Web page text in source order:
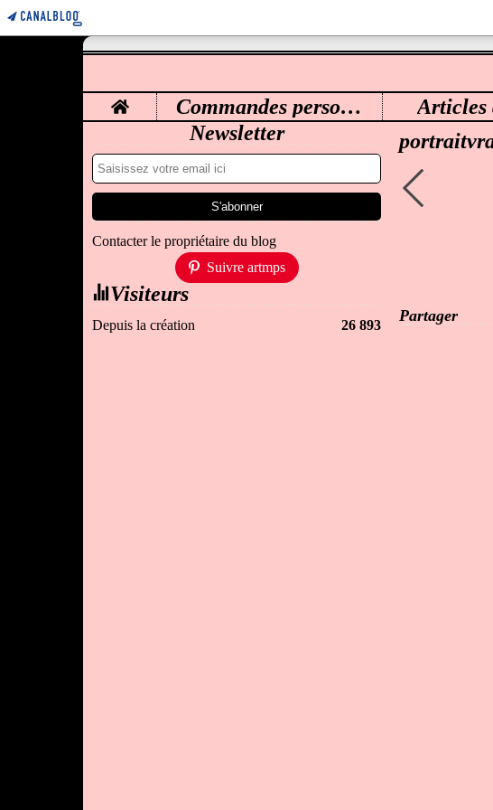
Home Commandes personnalisées Articles
Newsletter
Contacter le propriétaire du blog
Suivre artmps
Visiteurs
Depuis la création 26 893
MES PETITS SOLEILS
Partager